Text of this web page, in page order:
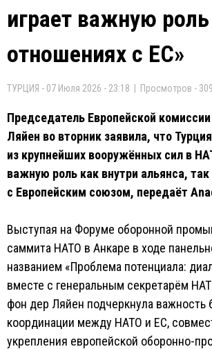
играет важную
отношениях с ЕС»
ТУРЦИЯ - 07 Июля 2026 - 23:18 | Просмотров - 309
Председатель Европейской
Ляйен во вторник заявила, что
из крупнейших вооружённых сил в
важную роль как внутри альянса,
с Европейским союзом, передаёт
Выступая на Форуме оборонной
саммита НАТО в Анкаре в ходе
названием «Проблема потенциала:
вместе с генеральным секретарём
фон дер Ляйен подчеркнула важность
координации между НАТО и ЕС,
укрепления европейской оборонно-